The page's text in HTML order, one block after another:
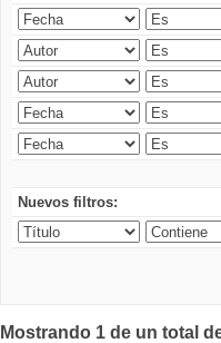
Nuevos filtros:
Mostrando 1 de un total